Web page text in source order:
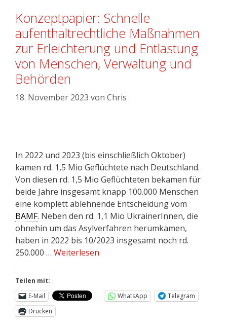
Konzeptpapier: Schnelle
aufenthaltrechtliche Maßnahmen
zur Erleichterung und Entlastung
von Menschen, Verwaltung und
Behörden
18. November 2023 von Chris
In 2022 und 2023 (bis einschließlich Oktober)
kamen rd. 1,5 Mio Geflüchtete nach Deutschland.
Von diesen rd. 1,5 Mio Geflüchteten bekamen für
beide Jahre insgesamt knapp 100.000 Menschen
eine komplett ablehnende Entscheidung vom
BAMF. Neben den rd. 1,1 Mio UkrainerInnen, die
ohnehin um das Asylverfahren herumkamen,
haben in 2022 bis 10/2023 insgesamt noch rd.
250.000 … Weiterlesen
Teilen mit:
E-Mail
WhatsApp
Telegram
Drucken